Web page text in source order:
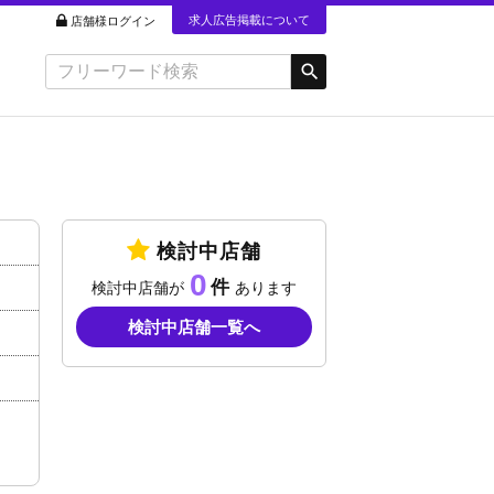
店舗様ログイン 求人広告掲載について
検討中店舗
検討中店舗が 0 あります
検討中店舗一覧へ